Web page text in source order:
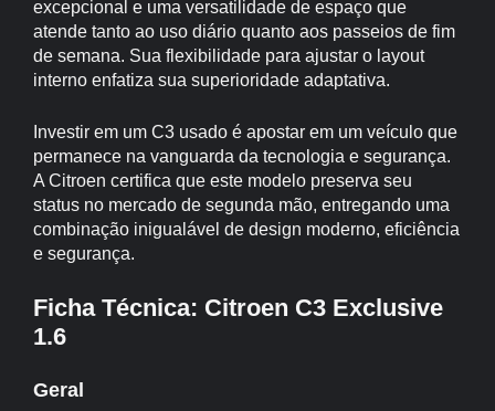
excepcional e uma versatilidade de espaço que
atende tanto ao uso diário quanto aos passeios de fim
de semana. Sua flexibilidade para ajustar o layout
interno enfatiza sua superioridade adaptativa.
Investir em um C3 usado é apostar em um veículo que
permanece na vanguarda da tecnologia e segurança.
A Citroen certifica que este modelo preserva seu
status no mercado de segunda mão, entregando uma
combinação inigualável de design moderno, eficiência
e segurança.
Ficha Técnica: Citroen C3 Exclusive
1.6
Geral